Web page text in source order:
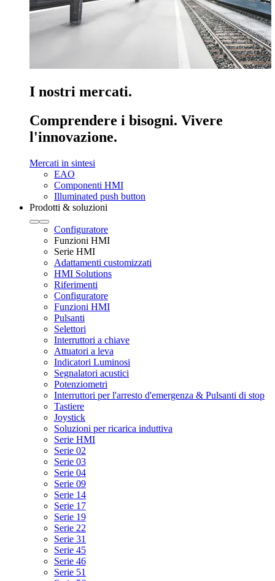
I nostri mercati.
Comprendere i bisogni. Vivere
l'innovazione.
Mercati in sintesi
EAO
Componenti HMI
Illuminated push button
Prodotti & soluzioni
Configuratore
Funzioni HMI
Serie HMI
Adattamenti customizzati
HMI Solutions
Riferimenti
Configuratore
Funzioni HMI
Pulsanti
Selettori
Interruttori a chiave
Attuatori a leva
Indicatori Luminosi
Segnalatori acustici
Potenziometri
Interruttori per l'arresto d'emergenza & Pulsanti di stop
Tastiere
Joystick
Soluzioni per ricarica induttiva
Serie HMI
Serie 02
Serie 03
Serie 04
Serie 09
Serie 14
Serie 17
Serie 19
Serie 22
Serie 31
Serie 45
Serie 46
Serie 51